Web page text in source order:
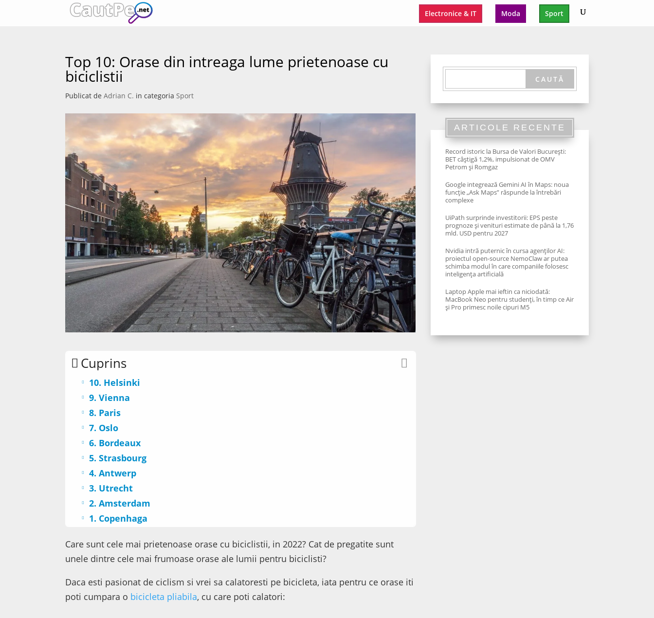
Electronice & IT Moda Sport
Top 10: Orase din intreaga lume prietenoase cu
biciclistii
Publicat deAdrian C. in categoria Sport
Cuprins
10. Helsinki
9. Vienna
8. Paris
7. Oslo
6. Bordeaux
5. Strasbourg
4. Antwerp
3. Utrecht
2. Amsterdam
1. Copenhaga
Care sunt cele mai prietenoase orase cu biciclistii, in 2022? Cat de pregatite sunt
unele dintre cele mai frumoase orase ale lumii pentru biciclisti?
Daca esti pasionat de ciclism si vrei sa calatoresti pe bicicleta, iata pentru ce orase iti
poti cumpara o bicicleta pliabila, cu care poti calatori:
ARTICOLE RECENTE
Record istoric la Bursa de Valori București:
BET câștigă 1,2%, impulsionat de OMV
Petrom și Romgaz
Google integrează Gemini AI în Maps: noua
funcție „Ask Maps” răspunde la întrebări
complexe
UiPath surprinde investitorii: EPS peste
prognoze și venituri estimate de până la 1,76
mld. USD pentru 2027
Nvidia intră puternic în cursa agenților AI:
proiectul open-source NemoClaw ar putea
schimba modul în care companiile folosesc
inteligența artificială
Laptop Apple mai ieftin ca niciodată:
MacBook Neo pentru studenți, în timp ce Air
și Pro primesc noile cipuri M5